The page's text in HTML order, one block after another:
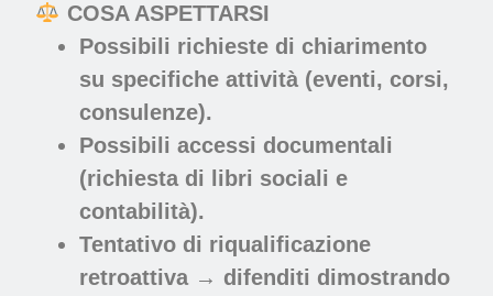
COSA ASPETTARSI
Possibili richieste di chiarimento
su specifiche attività (eventi, corsi,
consulenze).
Possibili accessi documentali
(richiesta di libri sociali e
contabilità).
Tentativo di riqualificazione
retroattiva → difenditi dimostrando